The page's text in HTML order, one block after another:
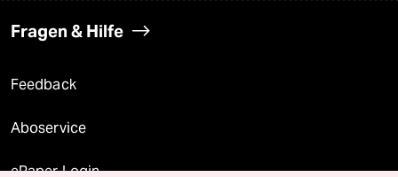
Fragen & Hilfe
Feedback
Aboservice
ePaper Login